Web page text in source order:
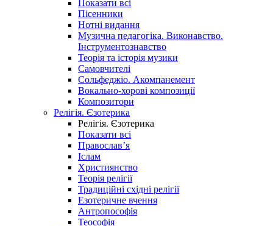
Показати всі
Пісенники
Нотні видання
Музична педагогіка. Виконавство.
Інструментознавство
Теорія та історія музики
Самовчителі
Сольфеджіо. Акомпанемент
Вокально-хорові композиції
Композитори
Релігія. Єзотерика
Релігія. Єзотерика
Показати всі
Православ’я
Іслам
Християнство
Теорія релігії
Традиційні східні релігії
Езотеричне вчення
Антропософія
Теософія